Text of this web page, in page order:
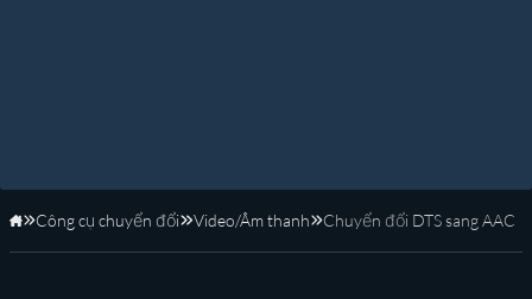
Trang Chủ
Công cụ chuyển đổi Video/Âm thanh Chuyển đổi DTS sang AAC